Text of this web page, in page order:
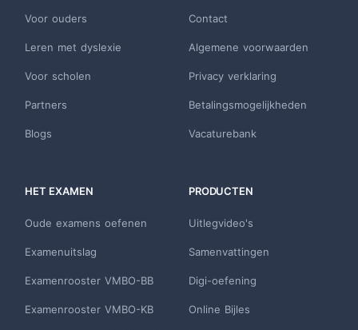
Voor ouders
Leren met dyslexie
Voor scholen
Partners
Blogs
Contact
Algemene voorwaarden
Privacy verklaring
Betalingsmogelijkheden
Vacaturebank
HET EXAMEN
Oude examens oefenen
Examenuitslag
Examenrooster VMBO-BB
Examenrooster VMBO-KB
PRODUCTEN
Uitlegvideo's
Samenvattingen
Digi-oefening
Online Bijles